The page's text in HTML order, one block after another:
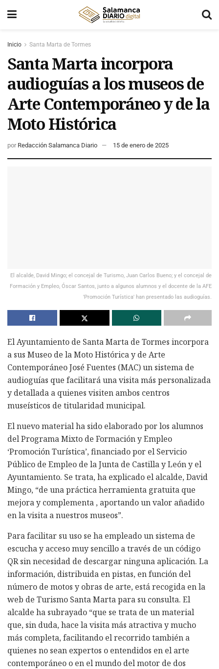
Inicio Santa Marta de Tormes
Santa Marta incorpora
audioguías a los museos de
Arte Contemporáneo y de la
Moto Histórica
por Redacción Salamanca Diario 15 de enero de 2025
El alcalde, David Mingo; el concejal de Turismo, Juan Carlos Bueno; y el concejal de
Formación y Empleo, Óscar Santos, junto a algunos alumnos y el docente de la AFE
'Promoción Turística' han presentado las audioguías.
El Ayuntamiento de Santa Marta de Tormes incorpora
a sus Museo de la Moto Histórica y de Arte
Contemporáneo José Fuentes (MAC) un sistema de
audioguías que facilitará una visita más personalizada
y detallada a quienes visiten ambos centros
museísticos de titularidad municipal.
El nuevo material ha sido elaborado por los alumnos
del Programa Mixto de Formación y Empleo
‘Promoción Turística’, financiado por el Servicio
Público de Empleo de la Junta de Castilla y León y el
Ayuntamiento. Se trata, ha explicado el alcalde, David
Mingo, “de una práctica herramienta gratuita que
mejora y complementa , aportando un valor añadido
en la visita a nuestros museos”.
Para facilitar su uso se ha empleado un sistema de
escucha y acceso muy sencillo a través de un código
QR sin necesidad de descargar ninguna aplicación. La
información, distribuida en pistas, en función del
número de motos y obras de arte, está recogida en la
web de Turismo Santa Marta para su consulta. El
alcalde ha subrayado “que se trata de un material
que, sin duda, hace la visita más atractiva y mucho
más completa, facilitando el recorrido también a
quienes no sean expertos o entendidos en el arte
contemporáneo o en el mundo del motor de dos